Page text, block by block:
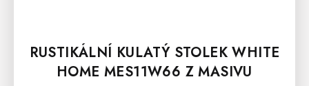
RUSTIKÁLNÍ KULATÝ STOLEK WHITE
HOME MES11W66 Z MASIVU